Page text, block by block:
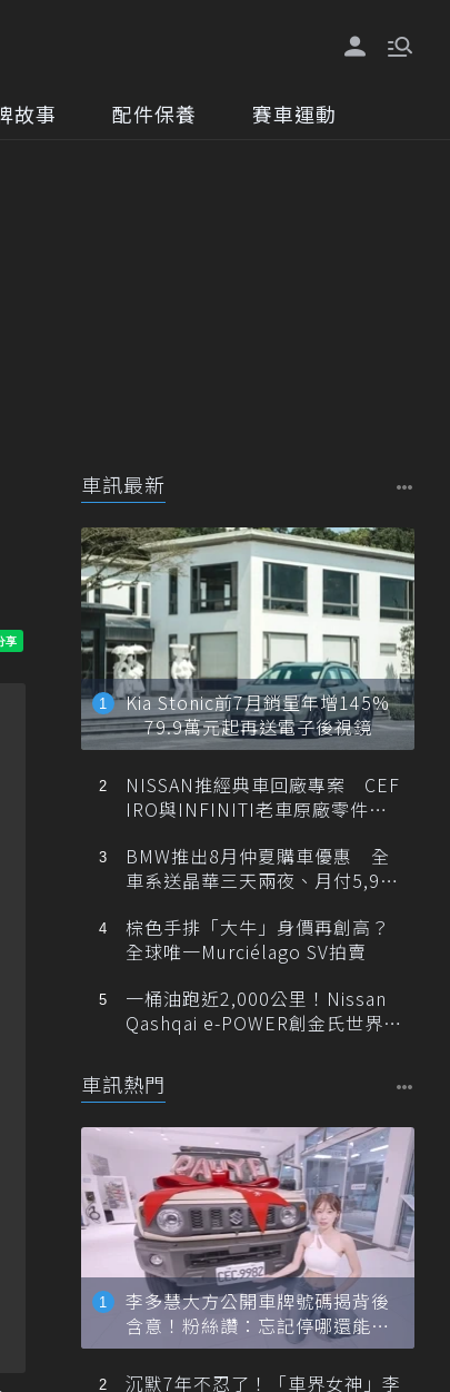
故事 配件保養 賽車運動
車訊最新
Kia Stonic前7月銷量年增145%
79.9萬元起再送電子後視鏡
NISSAN推經典車回廠專案 CEF
IRO與INFINITI老車原廠零件最
BMW推出8月仲夏購車優惠 全
車系送晶華三天兩夜、月付5,900
棕色手排「大牛」身價再創高？
全球唯一Murciélago SV拍賣
一桶油跑近2,000公里！Nissan
Qashqai e-POWER創金氏世界紀
車訊熱門
李多慧大方公開車牌號碼揭背後
含意！粉絲讚：忘記停哪還能幫
忙找車
沉默7年不忍了！「車界女神」李